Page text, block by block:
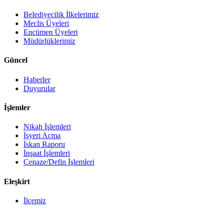
Belediyecilik İlkelerimiz
Meclis Üyeleri
Encümen Üyeleri
Müdürlüklerimiz
Güncel
Haberler
Duyurular
İşlemler
Nikah İşlemleri
İşyeri Açma
İskan Raporu
İnşaat İşlemleri
Cenaze/Defin İşlemleri
Eleşkirt
İlçemiz